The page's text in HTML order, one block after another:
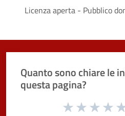
Licenza aperta - Pubblico
Quanto sono chiare le
questa pagina?
Valuta da 1 a 5 stelle la pagina